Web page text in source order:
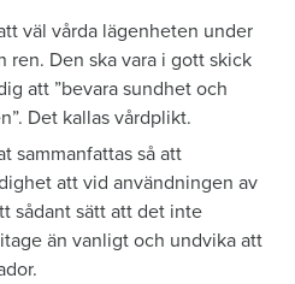
väl vårda lägenheten under
ren. Den ska vara i gott skick
att ”bevara sundhet och
Det kallas vårdplikt.
sammanfattas så att
att vid användningen av
sådant sätt att det inte
än vanligt och undvika att